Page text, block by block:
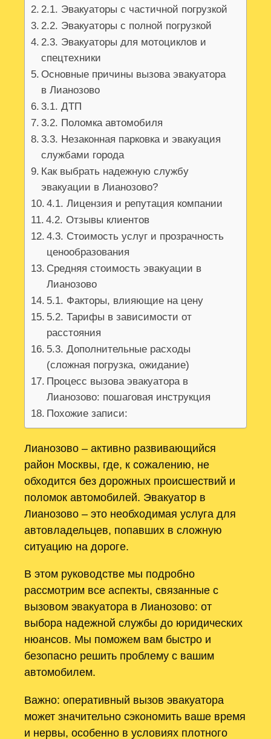
2.1. Эвакуаторы с частичной погрузкой
2.2. Эвакуаторы с полной погрузкой
2.3. Эвакуаторы для мотоциклов и
спецтехники
Основные причины вызова эвакуатора
в Лианозово
3.1. ДТП
3.2. Поломка автомобиля
3.3. Незаконная парковка и эвакуация
службами города
Как выбрать надежную службу
эвакуации в Лианозово?
4.1. Лицензия и репутация компании
4.2. Отзывы клиентов
4.3. Стоимость услуг и прозрачность
ценообразования
Средняя стоимость эвакуации в
Лианозово
5.1. Факторы, влияющие на цену
5.2. Тарифы в зависимости от
расстояния
5.3. Дополнительные расходы
(сложная погрузка, ожидание)
Процесс вызова эвакуатора в
Лианозово: пошаговая инструкция
Похожие записи:
Лианозово – активно развивающийся
район Москвы, где, к сожалению, не
обходится без дорожных происшествий и
поломок автомобилей. Эвакуатор в
Лианозово – это необходимая услуга для
автовладельцев, попавших в сложную
ситуацию на дороге.
В этом руководстве мы подробно
рассмотрим все аспекты, связанные с
вызовом эвакуатора в Лианозово: от
выбора надежной службы до юридических
нюансов. Мы поможем вам быстро и
безопасно решить проблему с вашим
автомобилем.
Важно: оперативный вызов эвакуатора
может значительно сэкономить ваше время
и нервы, особенно в условиях плотного